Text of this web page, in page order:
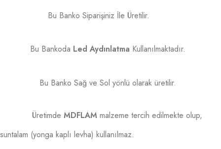
Bu Banko Siparişiniz İle Üretilir.
Bu Bankoda Led Aydınlatma Kullanılmaktadır.
Bu Banko Sağ ve Sol yönlü olarak üretilir.
Üretimde MDFLAM malzeme tercih edilmekte olup,
suntalam (yonga kaplı levha) kullanılmaz.